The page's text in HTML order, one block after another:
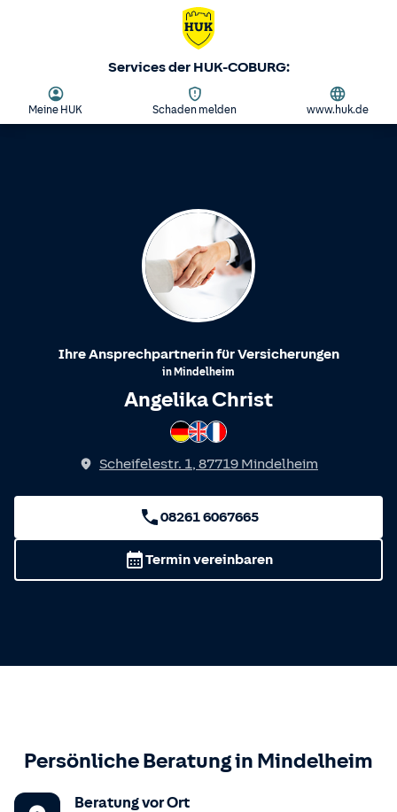
Services der HUK-COBURG:
Meine HUK Schaden melden www.huk.de
Ihre Ansprechpartnerin für Versicherungen
in Mindelheim
Angelika Christ
Spricht
Deutsch
Englisch
Französisch
Scheifelestr. 1, 87719 Mindelheim
08261 6067665
Termin vereinbaren
Persönliche Beratung in Mindelheim
Beratung vor Ort